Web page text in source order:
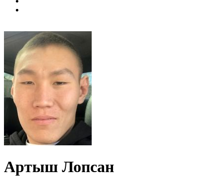
Артыш Лопсан